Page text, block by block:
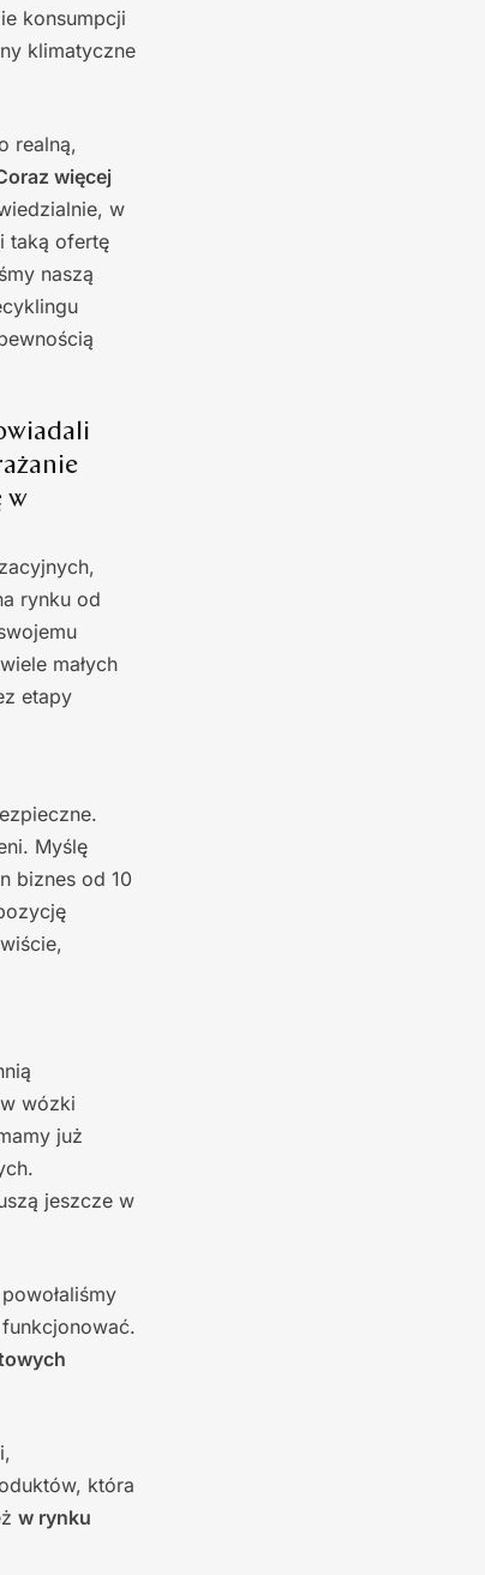
konsumpcji
klimatyczne
realną,
więcej
w
taką ofertę
naszą
w
rynku od
małych
etapy
Myślę
biznes od 10
wózki
już
jeszcze w
która
w rynku